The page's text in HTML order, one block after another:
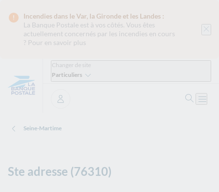
Incendies dans le Var, la Gironde et les Landes :
La Banque Postale est à vos côtés. Vous êtes
actuellement concernés par les incendies en cours
? Pour en savoir plus
Changer de site
Particuliers
Se connecter
Seine-Martime
Ste adresse (76310)